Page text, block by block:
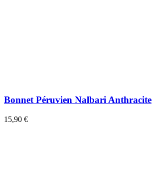
Bonnet Péruvien Nalbari Anthracite
15,90 €